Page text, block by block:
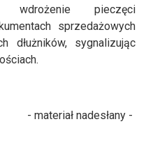
wdrożenie pieczęci
sprzedażowych
dłużników, sygnalizując
- materiał nadesłany -